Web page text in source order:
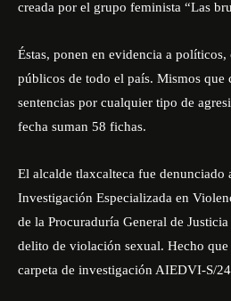
creada por el grupo feminista “Las
Éstas, ponen en evidencia a
públicos de todo el país. Mismos que
sentencias por cualquier tipo de
fecha suman 58 fichas.
El alcalde tlaxcalteca fue denunciado
Investigación Especializada en
de la Procuraduría General de
delito de violación sexual. Hecho que
carpeta de investigación AIEDVI-S/